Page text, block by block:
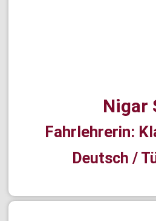
Nigar
Fahrlehrerin:
Deutsch /